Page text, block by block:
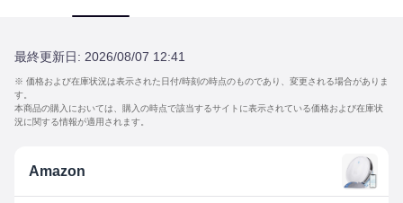
最終更新日: 2026/08/07 12:41
※ 価格および在庫状況は表示された日付/時刻の時点のものであり、変更される場合がありま
す。
本商品の購入においては、購入の時点で該当するサイトに表示されている価格および在庫状
況に関する情報が適用されます。
Amazon